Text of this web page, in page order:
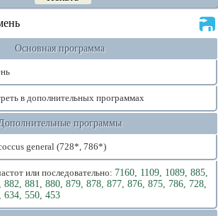
Основная программа
в дополнительных программах
программы
general (728*, 786*)
или последовательно: 7160, 1109, 1089, 885,
882, 881, 880, 879, 878, 877, 876, 875, 786, 728,
634, 550, 453